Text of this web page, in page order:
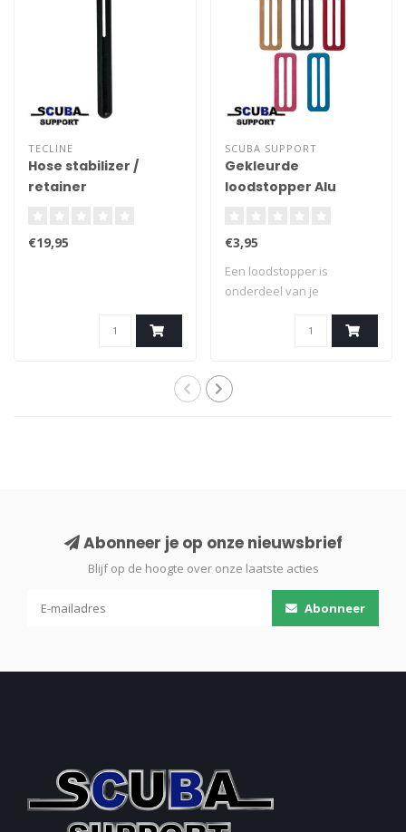
TECLINE
Hose stabilizer /
retainer
€19,95
SCUBA SUPPORT
Gekleurde
loodstopper Alu
€3,95
Een loodstopper is
onderdeel van je
duikuitrusting. Het is e..
Abonneer je op onze nieuwsbrief
Blijf op de hoogte over onze laatste acties
Abonneer